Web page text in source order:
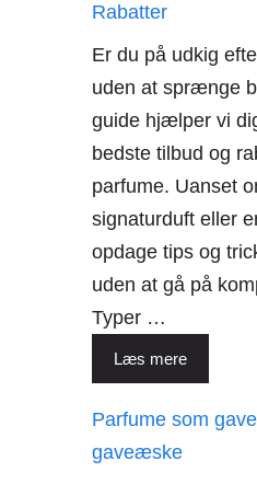
Rabatter
Er du på udkig
uden at sprænge
guide hjælper vi
bedste tilbud og
parfume. Uanset
signaturduft eller
opdage tips og
uden at gå på
Typer …
Læs mere
Parfume som
gaveæske